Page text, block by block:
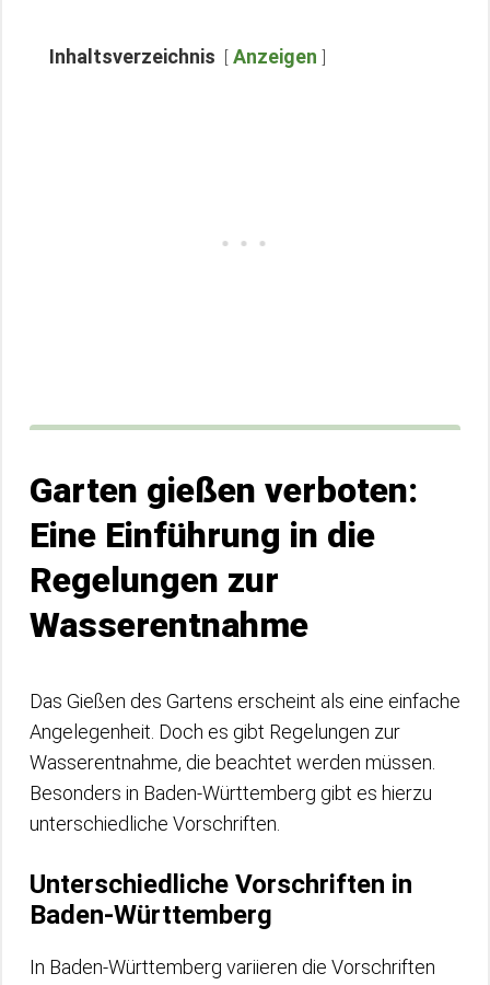
Inhaltsverzeichnis Anzeigen
Garten gießen verboten:
Eine Einführung in die
Regelungen zur
Wasserentnahme
Das Gießen des Gartens erscheint als eine einfache
Angelegenheit. Doch es gibt Regelungen zur
Wasserentnahme, die beachtet werden müssen.
Besonders in Baden-Württemberg gibt es hierzu
unterschiedliche Vorschriften.
Unterschiedliche Vorschriften in
Baden-Württemberg
In Baden-Württemberg variieren die Vorschriften